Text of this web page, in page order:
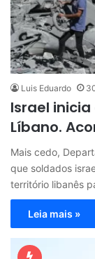
Luis Eduardo
Israel
Líbano.
Mais cedo,
que soldados
território libanês
Leia mais »